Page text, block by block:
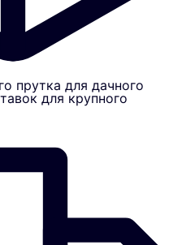
прутка для дачного
для крупного